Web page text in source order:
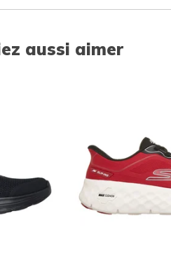
aussi aimer